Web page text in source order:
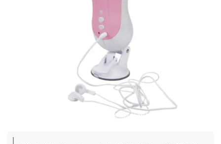
https://mzakka.com/pc/detail/item.php?item_id=M6261